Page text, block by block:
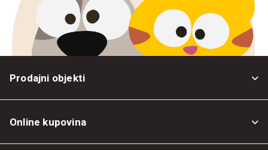
Prodajni objekti
Online kupovina